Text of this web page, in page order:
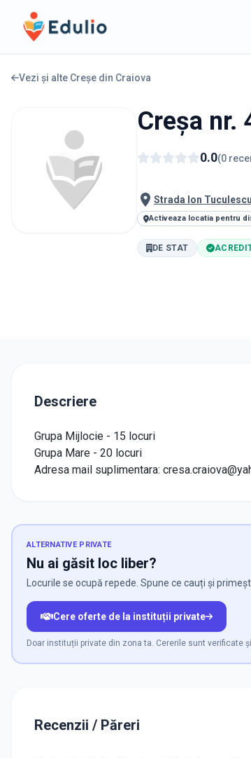
Edulio
Vezi și alte Creșe din Craiova
Creșa nr.
0.0(0
Strada Ion
Activeaza locatia pentru
DE STAT
Descriere
Grupa Mijlocie - 15 locuri
Grupa Mare - 20 locuri
Adresa mail suplimentara:
ALTERNATIVE PRIVATE
Nu ai găsit loc liber?
Locurile se ocupă repede. Spune ce cauți și
Cere oferte de la instituții private
Doar instituții private din zona ta. Cererile sunt verificate
Recenzii / Păreri